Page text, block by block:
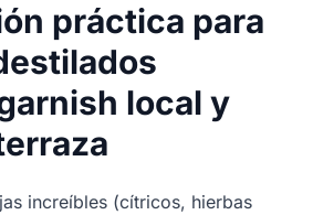
práctica para
local y
increíbles (cítricos, hierbas